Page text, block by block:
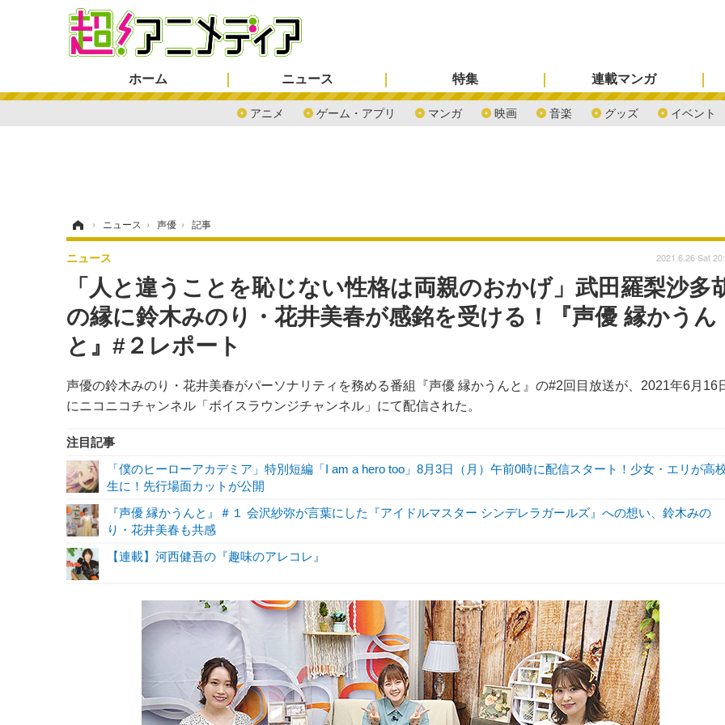
ホーム ニュース
アニメ ゲーム・アプリ マンガ 映画 音楽 グッズ イベント
特集 連載マンガ
› ニュース › 声優 › 記事
「人と違うことを恥じない性格は両親のおかげ」武田羅梨沙多
の縁に鈴木みのり・花井美春が感銘を受ける！『声優 縁かうん
と』#２レポート
声優の鈴木みのり・花井美春がパーソナリティを務める番組『声優 縁かうんと』の#2回目放送が、2021年6月16
にニコニコチャンネル「ボイスラウンジチャンネル」にて配信された。
ニュース 2021.6.26 Sat
注目記事
「僕のヒーローアカデミア」特別短編「I am a hero too」8月3日（月）午前0時に配信スタート！少女・エリが高
生に！先行場面カットが公開
『声優 縁かうんと』＃１ 会沢紗弥が言葉にした『アイドルマスター シンデレラガールズ』への想い、鈴木みの
り・花井美春も共感
【連載】河西健吾の『趣味のアレコレ』